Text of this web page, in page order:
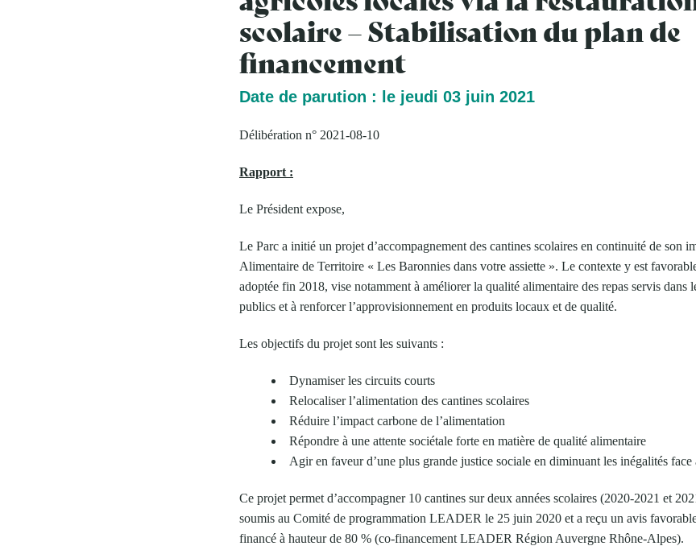
scolaire – Stabilisation du plan de
financement
Date de parution : le jeudi 03 juin 2021
Délibération n° 2021-08-10
Rapport :
Le Président expose,
Le Parc a initié un projet d’accompagnement des cantines scolaires en continuité de son
Alimentaire de Territoire « Les Baronnies dans votre assiette ». Le contexte y est
adoptée fin 2018, vise notamment à améliorer la qualité alimentaire des repas servis dans
publics et à renforcer l’approvisionnement en produits locaux et de qualité.
Les objectifs du projet sont les suivants :
Dynamiser les circuits courts
Relocaliser l’alimentation des cantines scolaires
Réduire l’impact carbone de l’alimentation
Répondre à une attente sociétale forte en matière de qualité alimentaire
Agir en faveur d’une plus grande justice sociale en diminuant les inégalités face
Ce projet permet d’accompagner 10 cantines sur deux années scolaires (2020-2021 et
soumis au Comité de programmation LEADER le 25 juin 2020 et a reçu un avis
financé à hauteur de 80 % (co-financement LEADER Région Auvergne Rhône-Alpes).